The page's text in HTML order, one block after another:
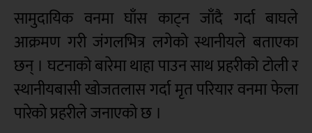
सामुदायिक वनमा घाँस काट्न जाँदै गर्दा बाघले
आक्रमण गरी जंगलभित्र लगेको स्थानीयले बताएका
छन् । घटनाको बारेमा थाहा पाउन साथ प्रहरीको टोली र
स्थानीयबासी खोजतलास गर्दा मृत परियार वनमा फेला
पारेको प्रहरीले जनाएको छ ।